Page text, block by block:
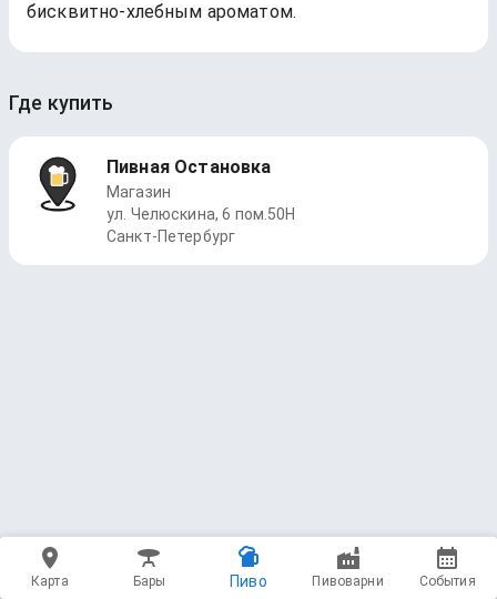
бисквитно-хлебным ароматом.
Где купить
Пивная Остановка
Магазин
ул. Челюскина, 6 пом.50Н
Санкт-Петербург
Карта Бары Пиво Пивоварни События